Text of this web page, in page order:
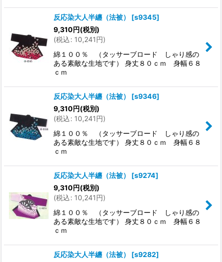
反応染大人半纏（法被） [s9345]
9,310円(税別)
(税込: 10,241円)
綿１００％ （タッサーブロード しゃり感の
ある素敵な生地です） 身丈８０ｃｍ 身幅６８
ｃｍ
反応染大人半纏（法被） [s9346]
9,310円(税別)
(税込: 10,241円)
綿１００％ （タッサーブロード しゃり感の
ある素敵な生地です） 身丈８０ｃｍ 身幅６８
ｃｍ
反応染大人半纏（法被） [s9274]
9,310円(税別)
(税込: 10,241円)
綿１００％ （タッサーブロード しゃり感の
ある素敵な生地です） 身丈８０ｃｍ 身幅６８
ｃｍ
反応染大人半纏（法被） [s9282]